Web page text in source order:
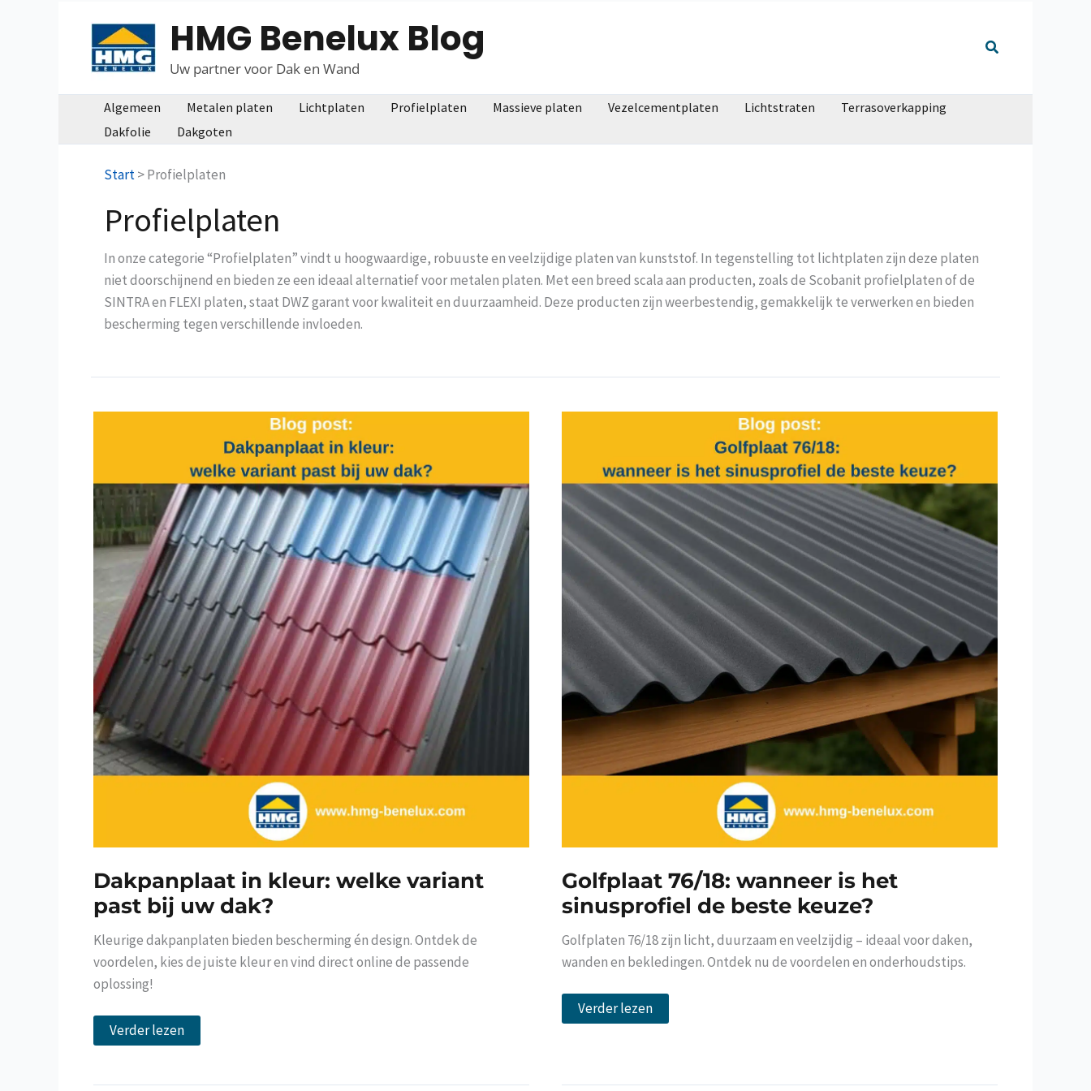
HMG Benelux Blog
Uw partner voor Dak en Wand
Algemeen Metalen platen Lichtplaten Profielplaten Massieve platen Vezelcementplaten Lichtstraten
Terrasoverkapping
Dakfolie
Dakgoten
Start>Profielplaten
Profielplaten
In onze categorie “Profielplaten” vindt u hoogwaardige, robuuste en veelzijdige platen van kunststof. In tegenstelling tot lichtplaten zijn deze platen
niet doorschijnend en bieden ze een ideaal alternatief voor metalen platen. Met een breed scala aan producten, zoals de Scobanit profielplaten of de
SINTRA en FLEXI platen, staat DWZ garant voor kwaliteit en duurzaamheid. Deze producten zijn weerbestendig, gemakkelijk te verwerken en bieden
bescherming tegen verschillende invloeden.
Dakpanplaat in kleur: welke variant
past bij uw dak?
Kleurige dakpanplaten bieden bescherming én design. Ontdek de
voordelen, kies de juiste kleur en vind direct online de passende
oplossing!
Dakpanplaat
in
variant
Verder lezen
Golfplaat 76/18: wanneer is het
sinusprofiel de beste keuze?
Golfplaten 76/18 zijn licht, duurzaam en veelzijdig – ideaal voor daken,
wanden en bekledingen. Ontdek nu de voordelen en onderhoudstips.
Golfplaat
76/18:
Verder lezen